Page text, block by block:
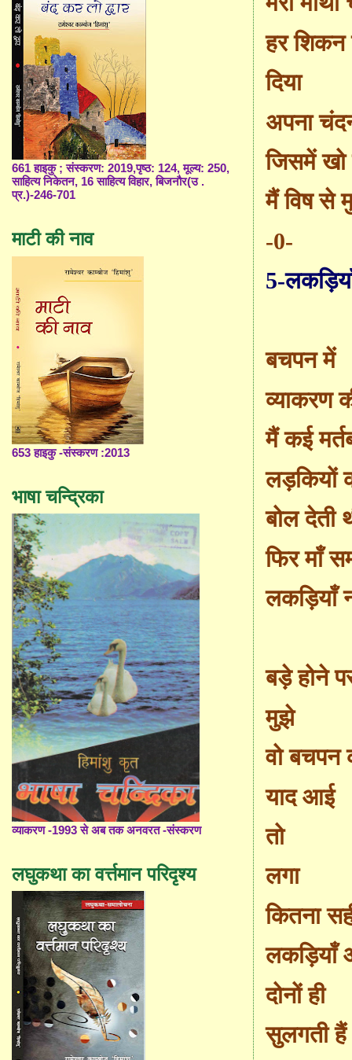
हर शिकन
दिया
अपना
जिसमें खो
मैं विष से
-0-
5-
बचपन में
व्याकरण
मैं कई
लड़कियों
बोल देती
फिर माँ
लकड़ियाँ
बड़े होने
मुझे
वो बचपन
याद आई
तो
लगा
कितना
लकड़ियाँ
दोनों ही
सुलगती हैं
661 हाइकु ; संस्करण: 2019,पृष्ठ: 124, मूल्य: 250,
साहित्य निकेतन, 16 साहित्य विहार, बिजनौर(उ .
प्र.)-246-701
माटी की नाव
653 हाइकु -संस्करण :2013
भाषा चन्द्रिका
व्याकरण -1993 से अब तक अनवरत -संस्करण
लघुकथा का वर्त्तमान परिदृश्य